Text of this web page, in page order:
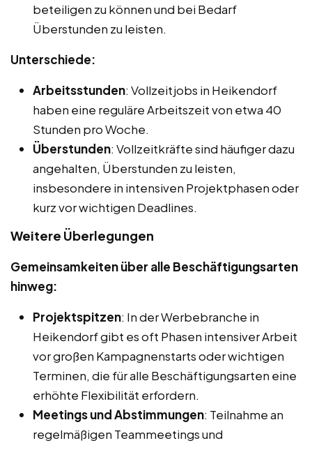
beteiligen zu können und bei Bedarf
Überstunden zu leisten.
Unterschiede:
Arbeitsstunden: Vollzeitjobs in Heikendorf
haben eine reguläre Arbeitszeit von etwa 40
Stunden pro Woche.
Überstunden: Vollzeitkräfte sind häufiger dazu
angehalten, Überstunden zu leisten,
insbesondere in intensiven Projektphasen oder
kurz vor wichtigen Deadlines.
Weitere Überlegungen
Gemeinsamkeiten über alle Beschäftigungsarten
hinweg:
Projektspitzen: In der Werbebranche in
Heikendorf gibt es oft Phasen intensiver Arbeit
vor großen Kampagnenstarts oder wichtigen
Terminen, die für alle Beschäftigungsarten eine
erhöhte Flexibilität erfordern.
Meetings und Abstimmungen: Teilnahme an
regelmäßigen Teammeetings und